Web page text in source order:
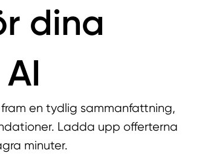
dina
en tydlig sammanfattning,
Ladda upp offerterna
minuter.